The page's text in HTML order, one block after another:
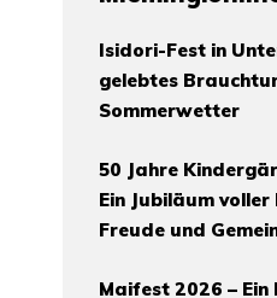
Isidori-Fest in
gelebtes
Sommerwetter
50 Jahre
Ein Jubiläum voller
Freude und
Maifest 2026 –